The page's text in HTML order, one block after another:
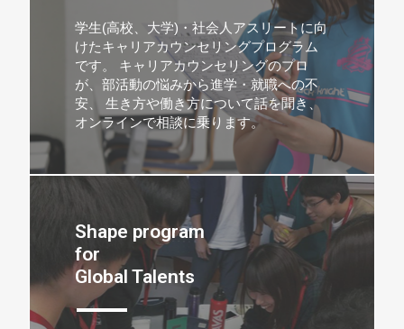
学生(高校、大学)・社会人アスリートに向
けたキャリアカウンセリングプログラム
です。 キャリアカウンセリングのプロ
が、部活動の悩みから進学・就職への不
安、 生き方や働き方について話を聞き、
オンラインで相談に乗ります。
Shape program
for
Global Talents